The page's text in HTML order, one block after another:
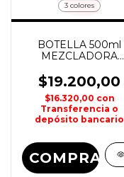
3 colores
BOTELLA 500ml
MEZCLADORA
$19.200,00
$16.320,00 con
Transferencia o
depósito bancario
COMPRAR